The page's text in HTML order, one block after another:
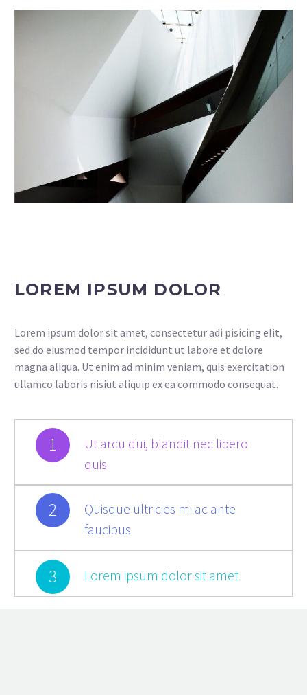
LOREM IPSUM DOLOR
Lorem ipsum dolor sit amet, consectetur adi pisicing elit,
sed do eiusmod tempor incididunt ut labore et dolore
magna aliqua. Ut enim ad minim veniam, quis exercitation
ullamco laboris nisiut aliquip ex ea commodo consequat.
1
Ut arcu dui, blandit nec libero
quis
2
Quisque ultricies mi ac ante
faucibus
3 Lorem ipsum dolor sit amet